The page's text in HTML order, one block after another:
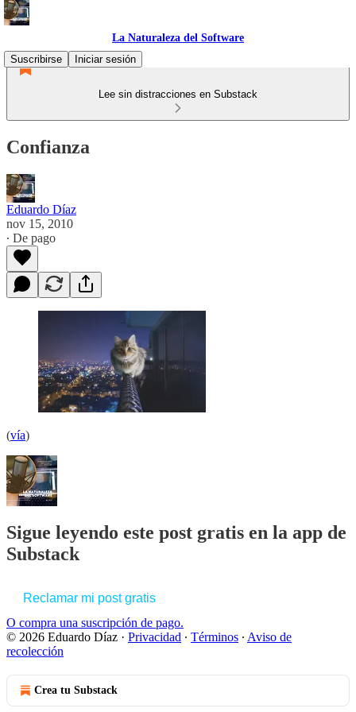
La Naturaleza del Software
Suscribirse
Iniciar sesión
Lee sin distracciones en Substack
Confianza
Eduardo Díaz
nov 15, 2010
∙ De pago
(vía)
Sigue leyendo este post gratis en la app de
Substack
Reclamar mi post gratis
O compra una suscripción de pago.
© 2026 Eduardo Díaz · Privacidad ∙ Términos ∙ Aviso de
recolección
Crea tu Substack